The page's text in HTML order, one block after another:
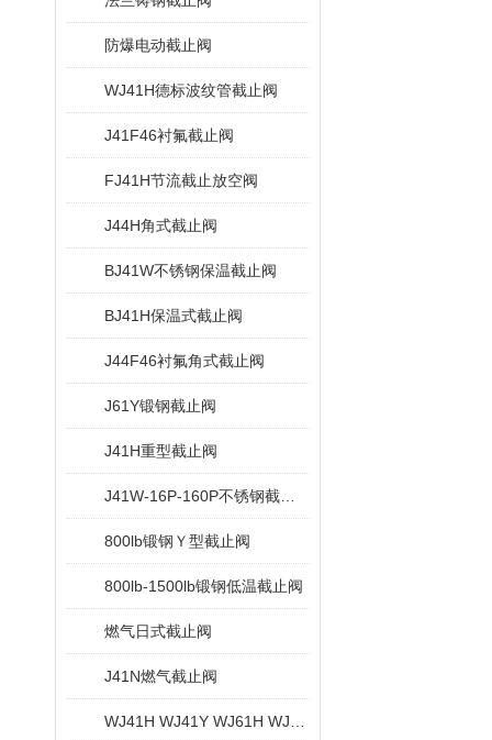
防爆电动截止阀
WJ41H德标波纹管截止阀
J41F46衬氟截止阀
FJ41H节流截止放空阀
J44H角式截止阀
BJ41W不锈钢保温截止阀
BJ41H保温式截止阀
J44F46衬氟角式截止阀
J61Y锻钢截止阀
J41H重型截止阀
800lb锻钢Ｙ型截止阀
800lb-1500lb锻钢低温截止阀
燃气日式截止阀
J41N燃气截止阀